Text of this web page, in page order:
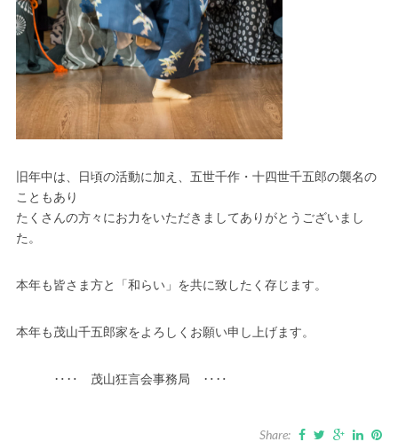
旧年中は、日頃の活動に加え、五世千作・十四世千五郎の襲名の
こともあり
たくさんの方々にお力をいただきましてありがとうございまし
た。
本年も皆さま方と「和らい」を共に致したく存じます。
本年も茂山千五郎家をよろしくお願い申し上げます。
‥‥ 茂山狂言会事務局 ‥‥
Share: